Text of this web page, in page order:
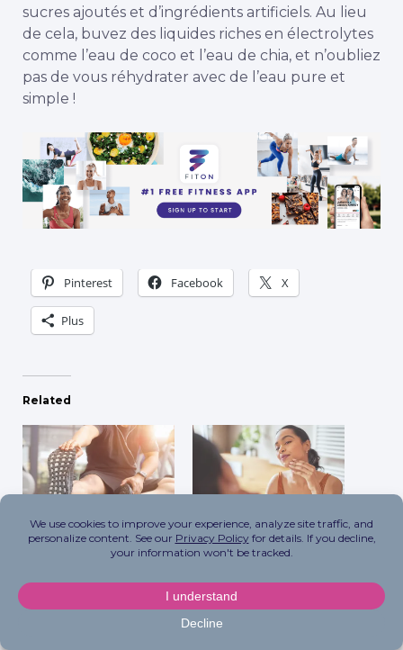
sucres ajoutés et d’ingrédients artificiels. Au lieu
de cela, buvez des liquides riches en électrolytes
comme l’eau de coco et l’eau de chia, et n’oubliez
pas de vous réhydrater avec de l’eau pure et
simple !
Pinterest Facebook X
Plus
Related
5 habitudes de
récupération post-
entraînement que tout
Les aliments estivaux
bénéfiques pour la peau
dont vous avez besoin